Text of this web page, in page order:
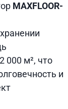
MAXFLOOR-
000 м², что
и